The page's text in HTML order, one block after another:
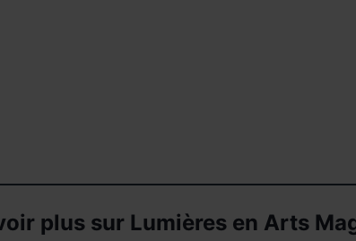
plus sur Lumières en Arts